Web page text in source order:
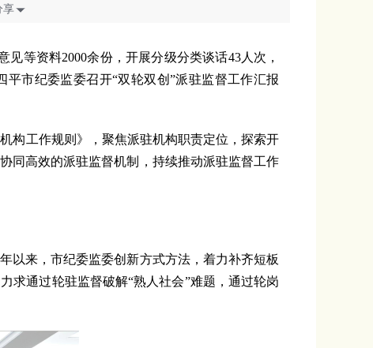
享
等资料2000余份，开展分级分类谈话43人次，
市纪委监委召开“双轮双创”派驻监督工作汇报
工作规则》，聚焦派驻机构职责定位，探索开
同高效的派驻监督机制，持续推动派驻监督工作
来，市纪委监委创新方式方法，着力补齐短板
求通过轮驻监督破解“熟人社会”难题，通过轮岗